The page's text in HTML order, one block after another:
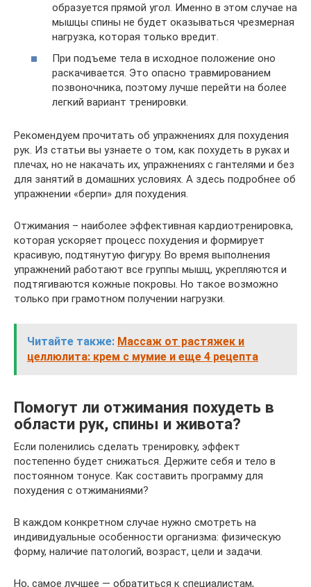
образуется прямой угол. Именно в этом случае на
мышцы спины не будет оказываться чрезмерная
нагрузка, которая только вредит.
При подъеме тела в исходное положение оно
раскачивается. Это опасно травмированием
позвоночника, поэтому лучше перейти на более
легкий вариант тренировки.
Рекомендуем прочитать об упражнениях для похудения
рук. Из статьи вы узнаете о том, как похудеть в руках и
плечах, но не накачать их, упражнениях с гантелями и без
для занятий в домашних условиях. А здесь подробнее об
упражнении «берпи» для похудения.
Отжимания – наиболее эффективная кардиотренировка,
которая ускоряет процесс похудения и формирует
красивую, подтянутую фигуру. Во время выполнения
упражнений работают все группы мышц, укрепляются и
подтягиваются кожные покровы. Но такое возможно
только при грамотном получении нагрузки.
Читайте также: Массаж от растяжек и
целлюлита: крем с мумие и еще 4 рецепта
Помогут ли отжимания похудеть в
области рук, спины и живота?
Если поленились сделать тренировку, эффект
постепенно будет снижаться. Держите себя и тело в
постоянном тонусе. Как составить программу для
похудения с отжиманиями?
В каждом конкретном случае нужно смотреть на
индивидуальные особенности организма: физическую
форму, наличие патологий, возраст, цели и задачи.
Но, самое лучшее — обратиться к специалистам,